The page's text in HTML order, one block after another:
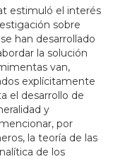
estimuló el interés
sobre
han desarrollado
la solución
van,
explícitamente
el desarrollo de
y
por
la teoría de las
de los